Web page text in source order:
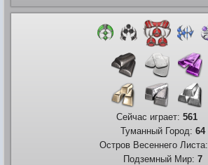
Сейчас играет: 561
Туманный Город: 64
Остров Весеннего Листа:
Подземный Мир: 7